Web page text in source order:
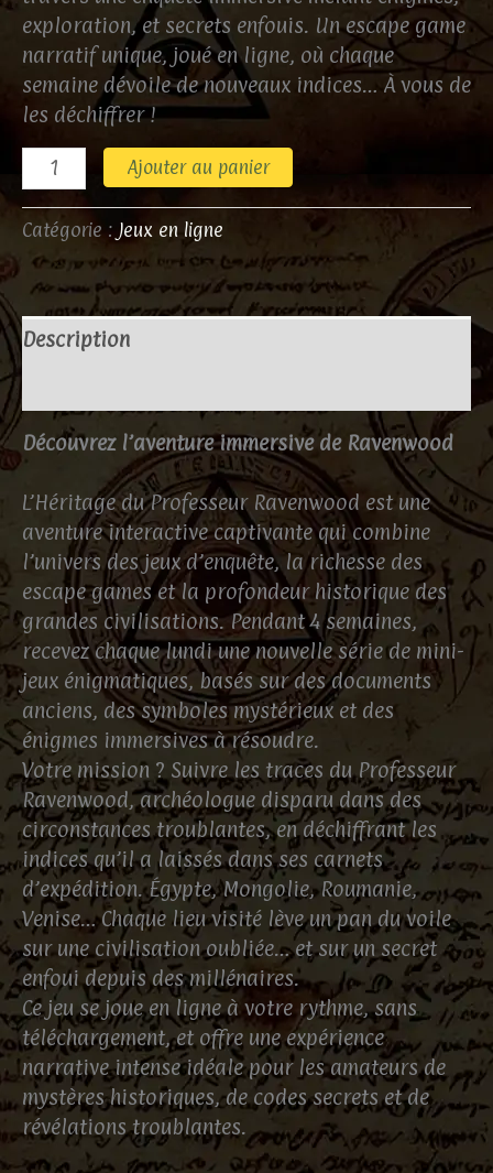
exploration, et secrets enfouis. Un escape game
narratif unique, joué en ligne, où chaque
semaine dévoile de nouveaux indices… À vous de
les déchiffrer !
Ajouter au panier
Catégorie : Jeux en ligne
Description
Découvrez l’aventure immersive de Ravenwood
L’Héritage du Professeur Ravenwood est une
aventure interactive captivante qui combine
l’univers des jeux d’enquête, la richesse des
escape games et la profondeur historique des
grandes civilisations. Pendant 4 semaines,
recevez chaque lundi une nouvelle série de mini-
jeux énigmatiques, basés sur des documents
anciens, des symboles mystérieux et des
énigmes immersives à résoudre.
Votre mission ? Suivre les traces du Professeur
Ravenwood, archéologue disparu dans des
circonstances troublantes, en déchiffrant les
indices qu’il a laissés dans ses carnets
d’expédition. Égypte, Mongolie, Roumanie,
Venise… Chaque lieu visité lève un pan du voile
sur une civilisation oubliée… et sur un secret
enfoui depuis des millénaires.
Ce jeu se joue en ligne à votre rythme, sans
téléchargement, et offre une expérience
narrative intense idéale pour les amateurs de
mystères historiques, de codes secrets et de
révélations troublantes.